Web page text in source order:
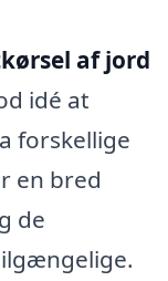
af jord
idé at
forskellige
en bred
de